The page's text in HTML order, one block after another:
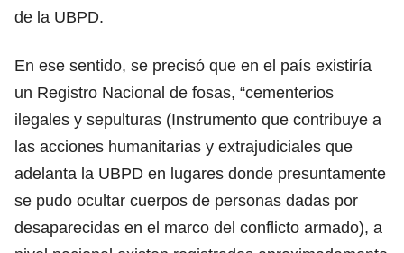
de la UBPD.
En ese sentido, se precisó que en el país existiría
un Registro Nacional de fosas, “cementerios
ilegales y sepulturas (Instrumento que contribuye a
las acciones humanitarias y extrajudiciales que
adelanta la UBPD en lugares donde presuntamente
se pudo ocultar cuerpos de personas dadas por
desaparecidas en el marco del conflicto armado), a